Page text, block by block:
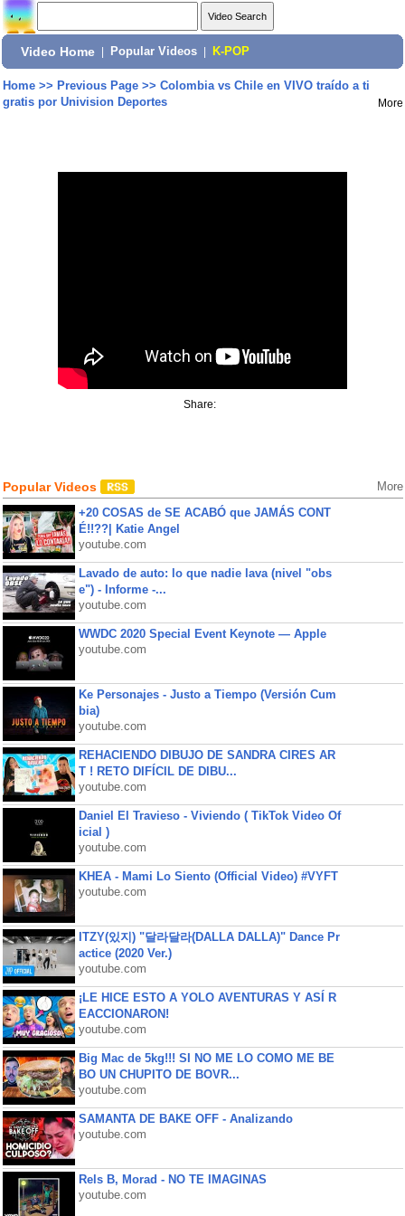
Video Home Popular Videos K-POP
Home>> Previous Page>> Colombia vs Chile en VIVO traído a ti
gratis por Univision Deportes
More
Share:
Popular Videos More
+20 COSAS de SE ACABÓ que JAMÁS CONT
É!!??| Katie Angel
youtube.com
Lavado de auto: lo que nadie lava (nivel "obs
e") - Informe -...
youtube.com
WWDC 2020 Special Event Keynote — Apple
youtube.com
Ke Personajes - Justo a Tiempo (Versión Cum
bia)
youtube.com
REHACIENDO DIBUJO DE SANDRA CIRES AR
T ! RETO DIFÍCIL DE DIBU...
youtube.com
Daniel El Travieso - Viviendo ( TikTok Video Of
icial )
youtube.com
KHEA - Mami Lo Siento (Official Video) #VYFT
youtube.com
ITZY(있지) "달라달라(DALLA DALLA)" Dance Pr
actice (2020 Ver.)
youtube.com
¡LE HICE ESTO A YOLO AVENTURAS Y ASÍ R
EACCIONARON!
youtube.com
Big Mac de 5kg!!! SI NO ME LO COMO ME BE
BO UN CHUPITO DE BOVR...
youtube.com
SAMANTA DE BAKE OFF - Analizando
youtube.com
Rels B, Morad - NO TE IMAGINAS
youtube.com